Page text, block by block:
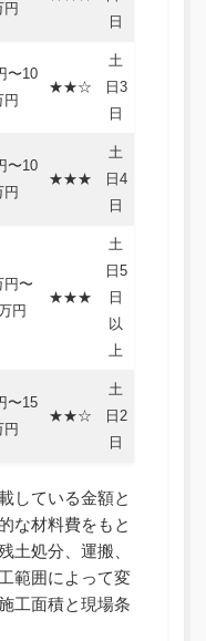
円
日
〜10
円
★★☆
土
日3
日
〜10
円
★★★
土
日4
日
円〜
円
★★★
土
日5
日
以
上
〜15
円
★★☆
土
日2
日
している金額と
な材料費をもと
土処分、運搬、
範囲によって変
工面積と現場条